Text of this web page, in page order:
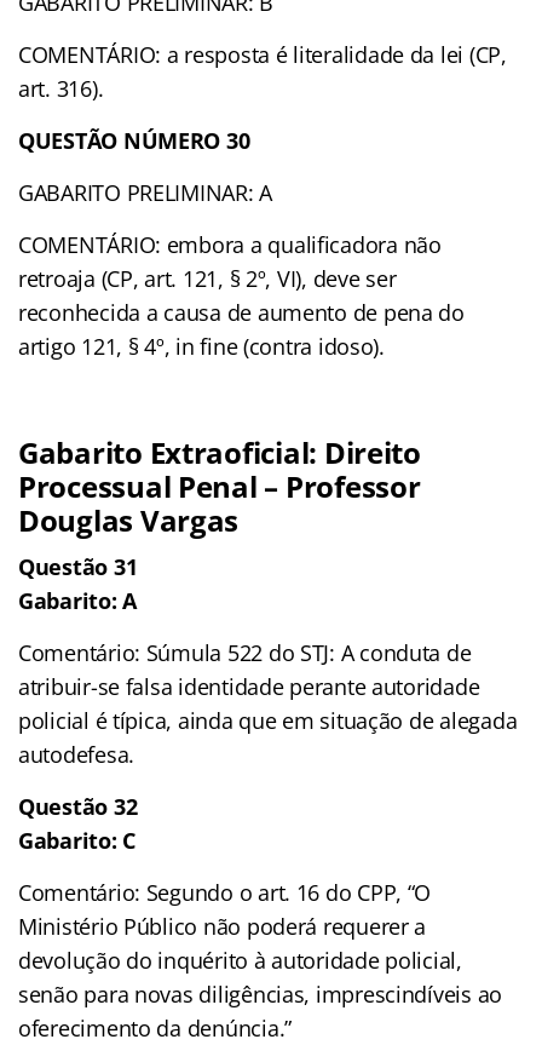
COMENTÁRIO: a resposta é literalidade da lei (CP,
art. 316).
QUESTÃO NÚMERO 30
GABARITO PRELIMINAR: A
COMENTÁRIO: embora a qualificadora não
retroaja (CP, art. 121, § 2º, VI), deve ser
reconhecida a causa de aumento de pena do
artigo 121, § 4º, in fine (contra idoso).
Gabarito Extraoficial: Direito
Processual Penal – Professor
Douglas Vargas
Questão 31
Gabarito: A
Comentário: Súmula 522 do STJ: A conduta de
atribuir-se falsa identidade perante autoridade
policial é típica, ainda que em situação de alegada
autodefesa.
Questão 32
Gabarito: C
Comentário: Segundo o art. 16 do CPP, “O
Ministério Público não poderá requerer a
devolução do inquérito à autoridade policial,
senão para novas diligências, imprescindíveis ao
oferecimento da denúncia.”